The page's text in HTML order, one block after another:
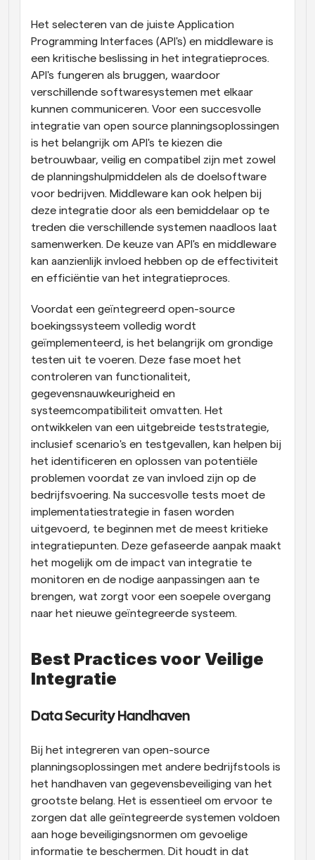
Het selecteren van de juiste Application
Programming Interfaces (API's) en middleware is
een kritische beslissing in het integratieproces.
API's fungeren als bruggen, waardoor
verschillende softwaresystemen met elkaar
kunnen communiceren. Voor een succesvolle
integratie van open source planningsoplossingen
is het belangrijk om API's te kiezen die
betrouwbaar, veilig en compatibel zijn met zowel
de planningshulpmiddelen als de doelsoftware
voor bedrijven. Middleware kan ook helpen bij
deze integratie door als een bemiddelaar op te
treden die verschillende systemen naadloos laat
samenwerken. De keuze van API's en middleware
kan aanzienlijk invloed hebben op de effectiviteit
en efficiëntie van het integratieproces.
Voordat een geïntegreerd open-source
boekingssysteem volledig wordt
geïmplementeerd, is het belangrijk om grondige
testen uit te voeren. Deze fase moet het
controleren van functionaliteit,
gegevensnauwkeurigheid en
systeemcompatibiliteit omvatten. Het
ontwikkelen van een uitgebreide teststrategie,
inclusief scenario's en testgevallen, kan helpen bij
het identificeren en oplossen van potentiële
problemen voordat ze van invloed zijn op de
bedrijfsvoering. Na succesvolle tests moet de
implementatiestrategie in fasen worden
uitgevoerd, te beginnen met de meest kritieke
integratiepunten. Deze gefaseerde aanpak maakt
het mogelijk om de impact van integratie te
monitoren en de nodige aanpassingen aan te
brengen, wat zorgt voor een soepele overgang
naar het nieuwe geïntegreerde systeem.
Best Practices voor Veilige
Integratie
Data Security Handhaven
Bij het integreren van open-source
planningsoplossingen met andere bedrijfstools is
het handhaven van gegevensbeveiliging van het
grootste belang. Het is essentieel om ervoor te
zorgen dat alle geïntegreerde systemen voldoen
aan hoge beveiligingsnormen om gevoelige
informatie te beschermen. Dit houdt in dat